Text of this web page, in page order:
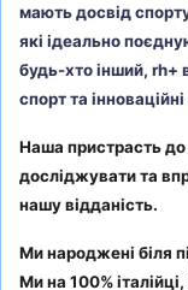
мають досвід
які ідеально
будь-хто інший, rh+
спорт та
Наша пристрасть до
досліджувати та
нашу відданість.
Ми народжені біля
Ми на 100%